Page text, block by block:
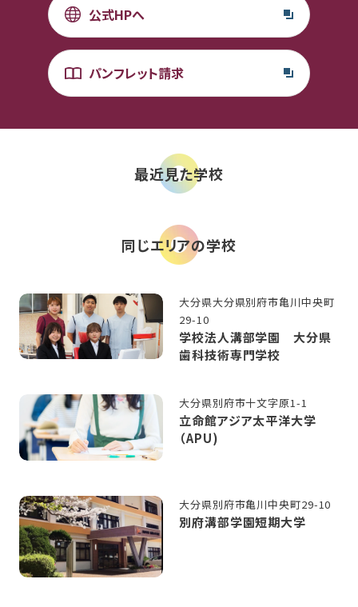
公式HPへ
パンフレット請求
最近見た学校
同じエリアの学校
大分県大分県別府市亀川中央町
29-10
学校法人溝部学園 大分県
歯科技術専門学校
大分県別府市十文字原1-1
立命館アジア太平洋大学
（APU)
大分県別府市亀川中央町29-10
別府溝部学園短期大学